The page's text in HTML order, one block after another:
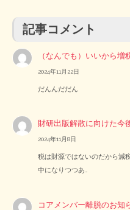
記事コメント
（なんでも）いいから増
2024年11月22日
だんんだだん
財研出版解散に向けた今
2024年11月8日
税は財源ではないのだから減
中になりつつあ…
コアメンバー離脱のお知